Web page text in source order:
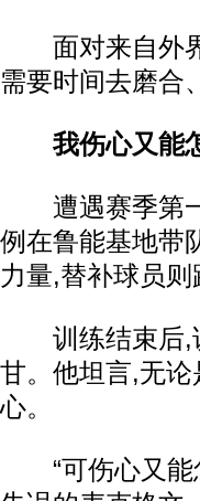
面对来自外界
需要时间去磨合
我伤心又能
遭遇赛季第一
例在鲁能基地
力量,替补球员则
训练结束后,说
甘。他坦言,无
心。
“可伤心又能